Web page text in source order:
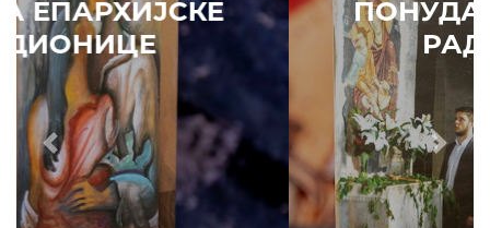
ПОНУДА ЕПАРХИЈСКЕ
РАДИОНИЦЕ
Prethodni